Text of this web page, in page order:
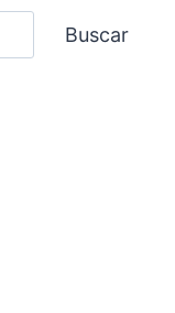
Buscar